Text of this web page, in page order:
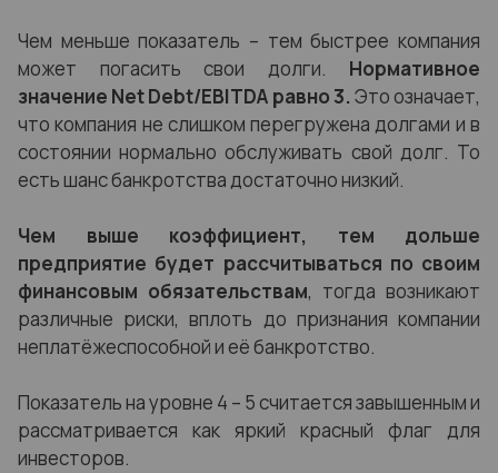
Чем меньше показатель – тем быстрее компания
может погасить свои долги. Нормативное
значение Net Debt/EBITDA равно 3. Это означает,
что компания не слишком перегружена долгами и в
состоянии нормально обслуживать свой долг. То
есть шанс банкротства достаточно низкий.
Чем выше коэффициент, тем дольше
предприятие будет рассчитываться по своим
финансовым обязательствам, тогда возникают
различные риски, вплоть до признания компании
неплатёжеспособной и её банкротство.
Показатель на уровне 4 – 5 считается завышенным и
рассматривается как яркий красный флаг для
инвесторов.